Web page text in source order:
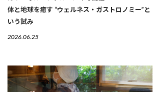
体と地球を癒す “ウェルネス・ガストロノミー”と
いう試み
2026.06.25